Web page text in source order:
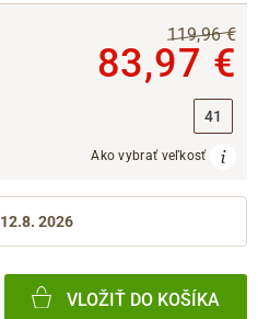
119,96 €
83,97 €
41
Ako vybrať veľkosť
12.8. 2026
VLOŽIŤ DO KOŠÍKA